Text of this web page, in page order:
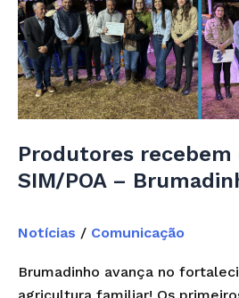
Produtores
SIM/POA –
Notícias / Comunicação
Brumadinho avança no
agricultura familiar! Os
certificado
SIM/POA
–
Brumadinho/MG